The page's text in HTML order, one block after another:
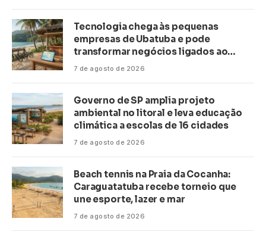
Tecnologia chega às pequenas
empresas de Ubatuba e pode
transformar negócios ligados ao
turismo no litoral
7 de agosto de 2026
Governo de SP amplia projeto
ambiental no litoral e leva educação
climática a escolas de 16 cidades
7 de agosto de 2026
Beach tennis na Praia da Cocanha:
Caraguatatuba recebe torneio que
une esporte, lazer e mar
7 de agosto de 2026